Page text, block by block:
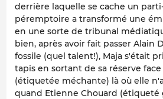
derrière laquelle se cache un
péremptoire a transformé une
en une sorte de tribunal
bien, après avoir fait passer Alain
fossile (quel talent!), Maja s'était
tapis en sortant de sa réserve
(étiquetée méchante) là où elle
quand Etienne Chouard (étiqueté